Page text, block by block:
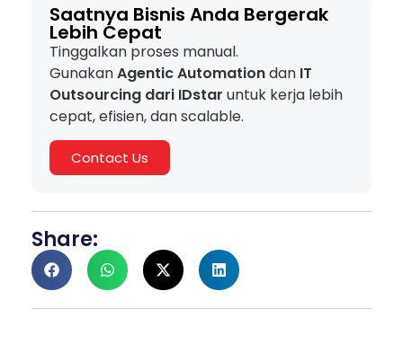
Saatnya Bisnis Anda Bergerak
Lebih Cepat
Tinggalkan proses manual.
GunakanAgentic Automationdan IT
Outsourcing dari IDstar untuk kerja lebih
cepat, efisien, dan scalable.
Contact Us
Share: